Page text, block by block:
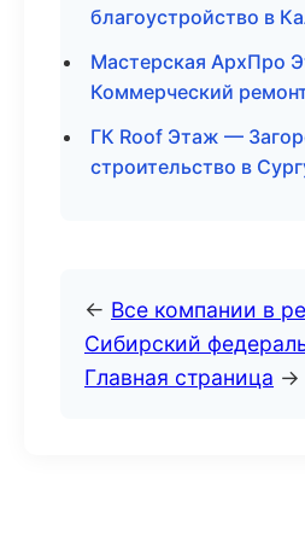
благоустройство в
Мастерская АрхПро
Коммерческий
ГК Roof Этаж —
строительство в
← Все компании в
Сибирский
Главная страница →